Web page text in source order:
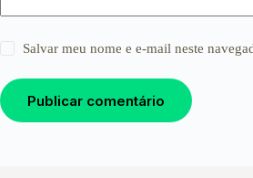
Salvar meu nome e e-mail neste
Publicar comentário